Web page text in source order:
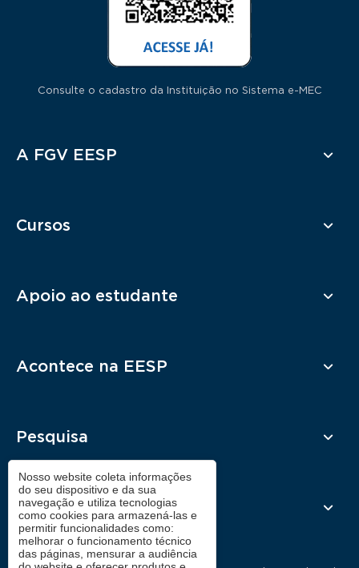
Consulte o cadastro da Instituição no Sistema e-MEC
Rodapé
A FGV EESP
Cursos
Apoio ao estudante
Acontece na EESP
Pesquisa
Contato
Nosso website coleta informações
do seu dispositivo e da sua
navegação e utiliza tecnologias
como cookies para armazená-las e
permitir funcionalidades como:
melhorar o funcionamento técnico
das páginas, mensurar a audiência